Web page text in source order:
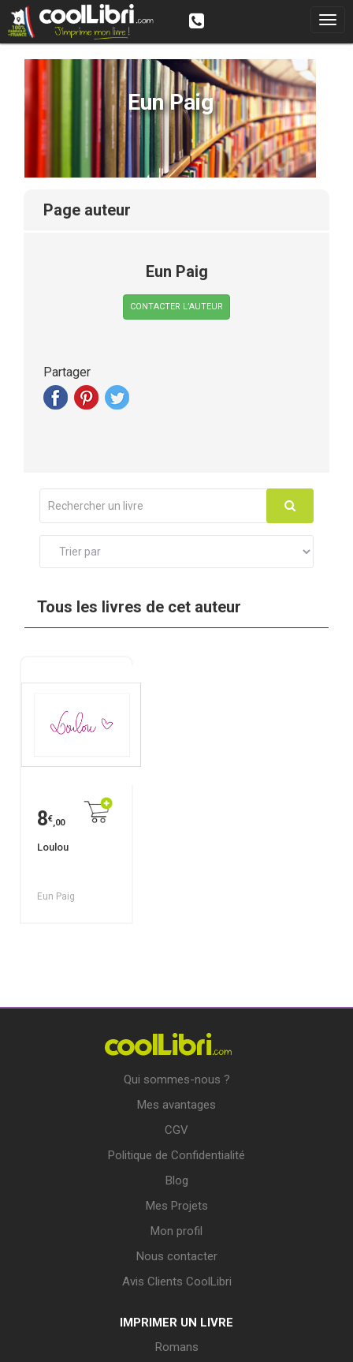
Eun Paig
page auteur
Eun Paig
CONTACTER L’AUTEUR
Partager
Tous les livres de cet auteur
8€,00
Loulou
Eun Paig
Qui sommes-nous ?
Mes avantages
CGV
Politique de Confidentialité
Blog
Mes Projets
Mon profil
Nous contacter
Avis Clients CoolLibri
IMPRIMER UN LIVRE
Romans